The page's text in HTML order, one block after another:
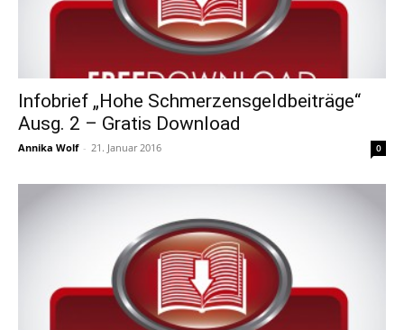
Infobrief „Hohe Schmerzensgeldbeiträge“
Ausg. 2 – Gratis Download
Annika Wolf - 21. Januar 2016 0